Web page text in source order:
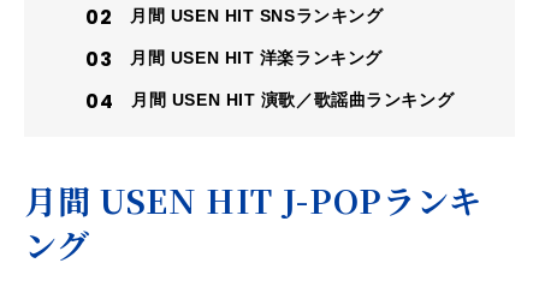
月間 USEN HIT SNSランキング
月間 USEN HIT 洋楽ランキング
月間 USEN HIT 演歌／歌謡曲ランキング
月間 USEN HIT J-POPランキ
ング